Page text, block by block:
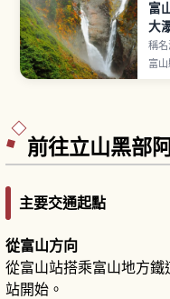
富
大
稱
布
富
前往立山黑部
主要交通起點
從富山方向
從富山站搭乘富山地方
站開始。